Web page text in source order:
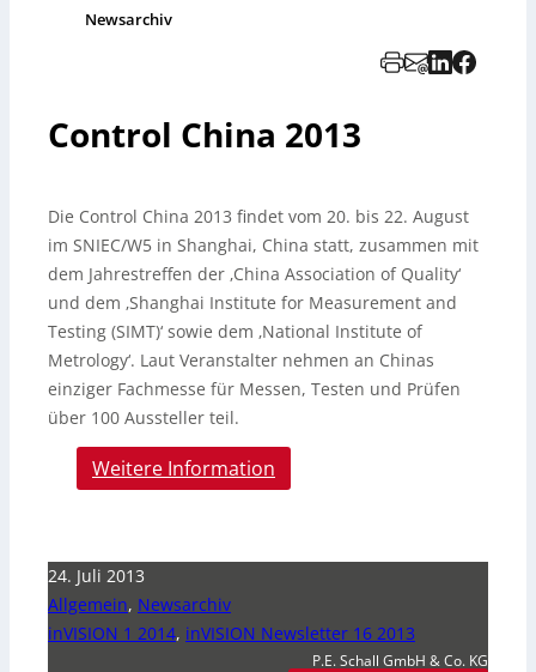
Newsarchiv
Control China 2013
Die Control China 2013 findet vom 20. bis 22. August
im SNIEC/W5 in Shanghai, China statt, zusammen mit
dem Jahrestreffen der ‚China Association of Quality‘
und dem ‚Shanghai Institute for Measurement and
Testing (SIMT)‘ sowie dem ‚National Institute of
Metrology‘. Laut Veranstalter nehmen an Chinas
einziger Fachmesse für Messen, Testen und Prüfen
über 100 Aussteller teil.
Weitere Information
24. Juli 2013
Allgemein, Newsarchiv
inVISION 1 2014, inVISION Newsletter 16 2013
P.E. Schall GmbH & Co. KG